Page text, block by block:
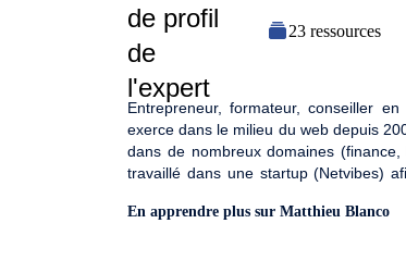
23 ressources
Entrepreneur, formateur, conseiller
exerce dans le milieu du web depuis
dans de nombreux domaines
travaillé dans une startup (Netvibes)
projets et ses cours en ligne afin de
En apprendre plus sur Matthieu Blanco